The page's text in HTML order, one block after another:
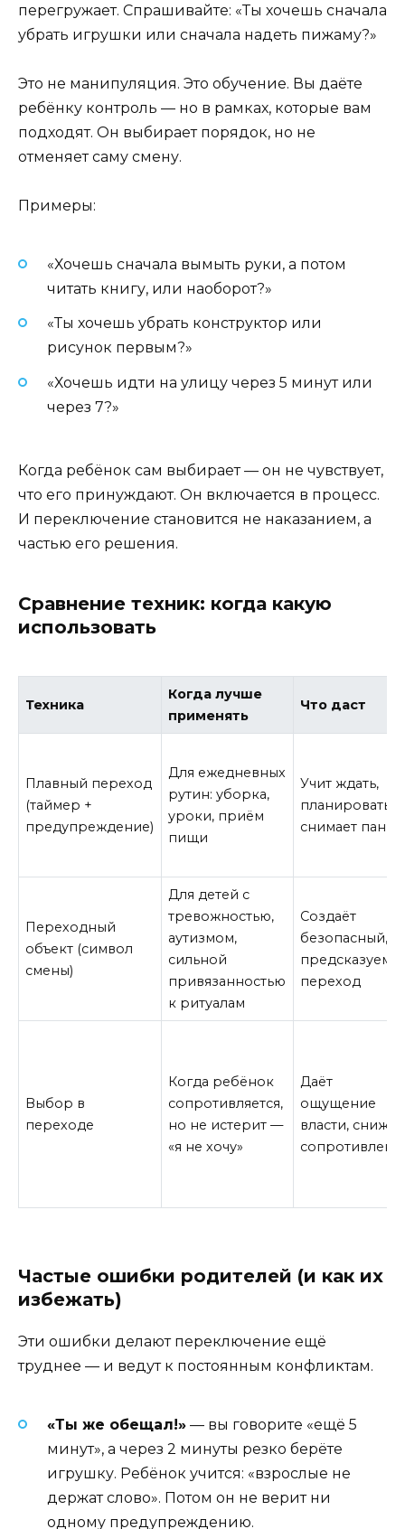
перегружает. Спрашивайте: «Ты хочешь сначала
убрать игрушки или сначала надеть пижаму?»
Это не манипуляция. Это обучение. Вы даёте
ребёнку контроль — но в рамках, которые вам
подходят. Он выбирает порядок, но не
отменяет саму смену.
Примеры:
«Хочешь сначала вымыть руки, а потом
читать книгу, или наоборот?»
«Ты хочешь убрать конструктор или
рисунок первым?»
«Хочешь идти на улицу через 5 минут или
через 7?»
Когда ребёнок сам выбирает — он не чувствует,
что его принуждают. Он включается в процесс.
И переключение становится не наказанием, а
частью его решения.
Сравнение техник: когда какую
использовать
Техника
Когда лучше
применять
Что даст
Плавный переход
(таймер +
предупреждение)
Для ежедневных
рутин: уборка,
уроки, приём
пищи
Учит ждать,
планировать,
снимает
Переходный
объект (символ
смены)
Для детей с
тревожностью,
аутизмом,
сильной
привязанностью
к ритуалам
Создаёт
безопасный,
переход
Выбор в
переходе
Когда ребёнок
сопротивляется,
но не истерит —
«я не хочу»
Даёт
ощущение
власти,
Частые ошибки родителей (и как их
избежать)
Эти ошибки делают переключение ещё
труднее — и ведут к постоянным конфликтам.
«Ты же обещал!» — вы говорите «ещё 5
минут», а через 2 минуты резко берёте
игрушку. Ребёнок учится: «взрослые не
держат слово». Потом он не верит ни
одному предупреждению.